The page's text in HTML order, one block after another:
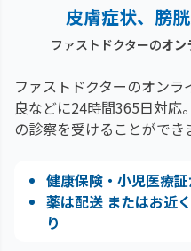
皮膚症状、膀
ファストドクターのオン
ファストドクターのオン
良などに24時間365日対応。
の診察を受けることができ
健康保険・小児医療
薬は配送 またはお近
り